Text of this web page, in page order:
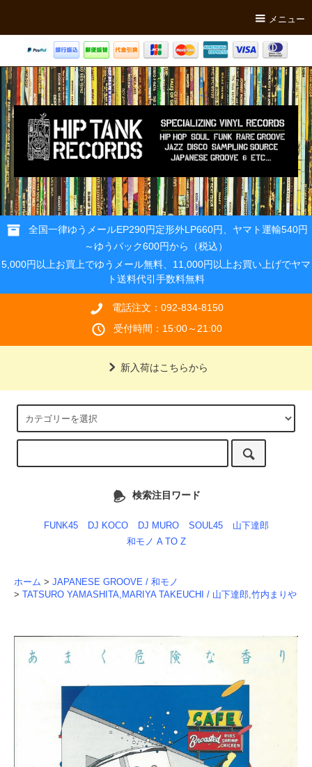
メニュー
全国一律ゆうメールEP290円定形外LP660円、ヤマト運輸540円
～ゆうパック600円から（税込）
5,000円以上お買上でゆうメール無料、11,000円以上お買い上げでヤマ
ト送料代引手数料無料
電話注文：092-834-8150
受付時間：15:00～21:00
新入荷はこちらから
検索注目ワード
FUNK45 DJ KOCO DJ MURO SOUL45
山下達郎
和モノ A TO Z
ホーム > JAPANESE GROOVE / 和モノ
> TATSURO YAMASHITA,MARIYA TAKEUCHI / 山下達郎,竹内まりや